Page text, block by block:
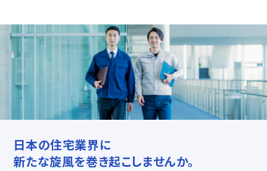
⽇本の住宅業界に
新たな旋⾵を巻き起こしませんか。